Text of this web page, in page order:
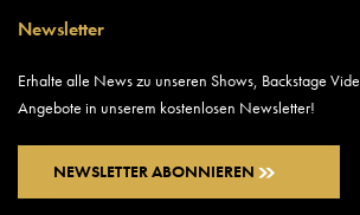
Newsletter
Erhalte alle News zu unseren Shows, Backstage
Angebote in unserem kostenlosen Newsletter!
NEWSLETTER ABONNIEREN